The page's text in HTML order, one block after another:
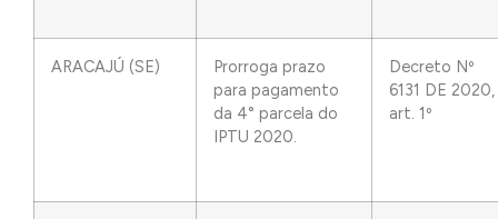
ARACAJÚ (SE)
Prorroga prazo
para pagamento
da 4° parcela do
IPTU 2020.
Decreto Nº
6131 DE 2020,
art. 1º